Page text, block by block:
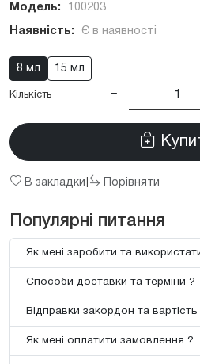
Модель: 100203
Наявність: Є в наявності
8 мл 15 мл
Кількість
В закладки Порівняти
Популярні питання
Як мені заробити та
Способи доставки та терміни ?
Відправки закордон та вартість
Як мені оплатити замовлення ?